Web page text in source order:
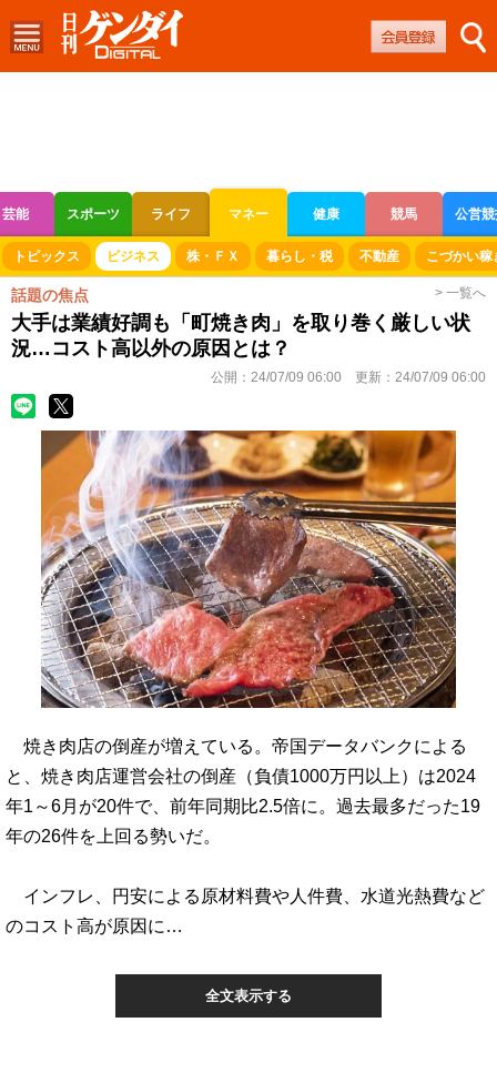
芸能 スポーツ ライフ マネー 健康 競馬 公営
ボートレース 競輪 オートレース
トピックス ビジネス 株・ＦＸ 暮らし・税 不動産 こづかい稼
話題の焦点 > 一覧へ
大手は業績好調も「町焼き肉」を取り巻く厳しい状
況…コスト高以外の原因とは？
公開： 24/07/09 06:00 更新： 24/07/09 06:00
焼き肉店の倒産が増えている。帝国データバンクによる
と、焼き肉店運営会社の倒産（負債1000万円以上）は2024
年1～6月が20件で、前年同期比2.5倍に。過去最多だった19
年の26件を上回る勢いだ。
インフレ、円安による原材料費や人件費、水道光熱費など
のコスト高が原因に…
全文表示する